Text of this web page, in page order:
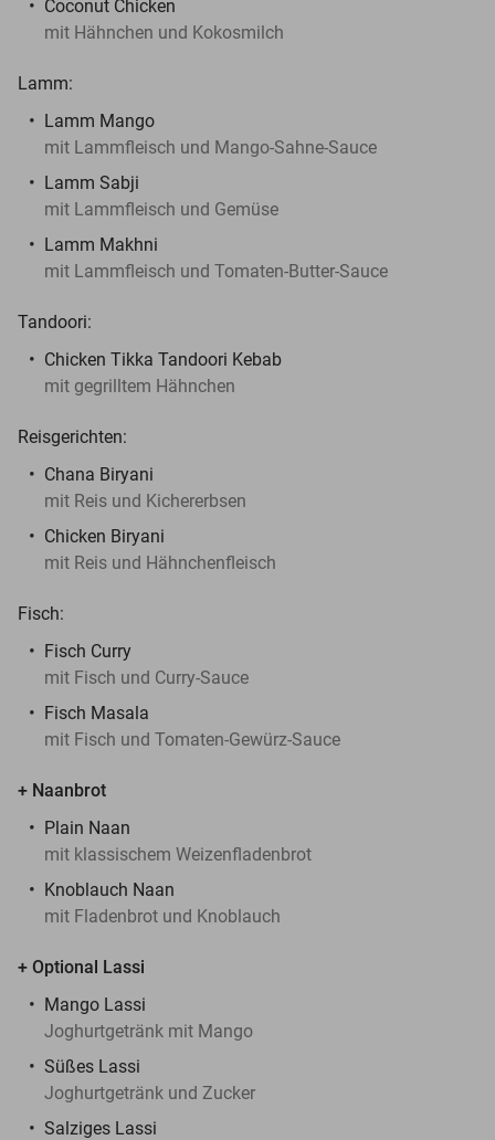
Coconut Chicken
mit Hähnchen und Kokosmilch
Lamm:
Lamm Mango
mit Lammfleisch und Mango-Sahne-Sauce
Lamm Sabji
mit Lammfleisch und Gemüse
Lamm Makhni
mit Lammfleisch und Tomaten-Butter-Sauce
Tandoori:
Chicken Tikka Tandoori Kebab
mit gegrilltem Hähnchen
Reisgerichten:
Chana Biryani
mit Reis und Kichererbsen
Chicken Biryani
mit Reis und Hähnchenfleisch
Fisch:
Fisch Curry
mit Fisch und Curry-Sauce
Fisch Masala
mit Fisch und Tomaten-Gewürz-Sauce
+ Naanbrot
Plain Naan
mit klassischem Weizenfladenbrot
Knoblauch Naan
mit Fladenbrot und Knoblauch
+ Optional Lassi
Mango Lassi
Joghurtgetränk mit Mango
Süßes Lassi
Joghurtgetränk und Zucker
Salziges Lassi